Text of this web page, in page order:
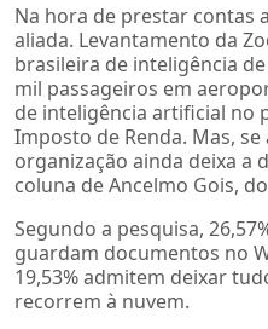
Na hora de prestar contas
aliada. Levantamento da
brasileira de inteligência
mil passageiros em
de inteligência artificial no
Imposto de Renda. Mas, se
organização ainda deixa a
coluna de Ancelmo Gois,
Segundo a pesquisa,
guardam documentos no
19,53% admitem deixar
recorrem à nuvem.